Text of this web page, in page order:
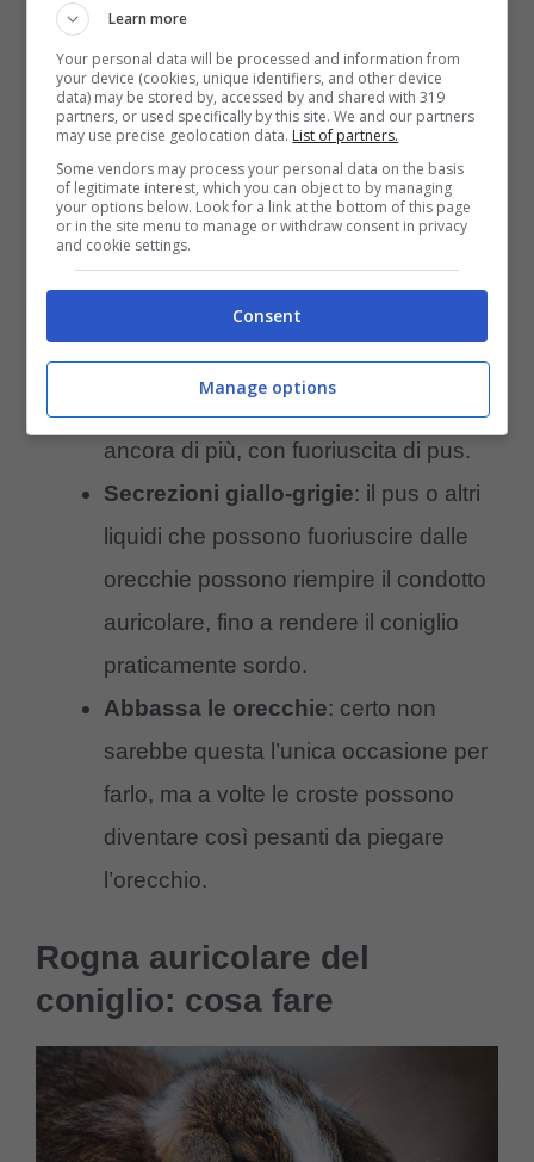
Ma come possiamo fare ad accorgerci che il
coniglio è stato infettato? Perché lui stesso ci
invierà dei segnali molto importanti e da non
sottovalutare.
Si gratta: le croste provocano prurito
quindi il coniglio tenderà a toccarle
spesso con le zampa, per alleviare il
fastidio. Di conseguenza la pelle
ancora di più, con fuoriuscita di pus.
Secrezioni giallo-grigie: il pus o altri
liquidi che possono fuoriuscire dalle
orecchie possono riempire il condotto
auricolare, fino a rendere il coniglio
praticamente sordo.
Abbassa le orecchie: certo non
sarebbe questa l’unica occasione per
farlo, ma a volte le croste possono
diventare così pesanti da piegare
l’orecchio.
Rogna auricolare del
coniglio: cosa fare
Learn more
Your personal data will be processed and information from
your device (cookies, unique identifiers, and other device
data) may be stored by, accessed by and shared with 319
partners, or used specifically by this site. We and our partners
may use precise geolocation data. List of partners.
Some vendors may process your personal data on the basis
of legitimate interest, which you can object to by managing
your options below. Look for a link at the bottom of this page
or in the site menu to manage or withdraw consent in privacy
and cookie settings.
Consent
Manage options